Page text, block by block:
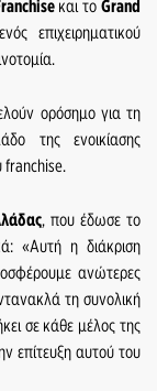
και τοGrand
επιχειρηματικού
ορόσημο για τη
της ενοικίασης
franchise.
, που έδωσε το
«Αυτή η διάκριση
ανώτερες
τη συνολική
σε κάθε μέλος της
επίτευξη αυτού του